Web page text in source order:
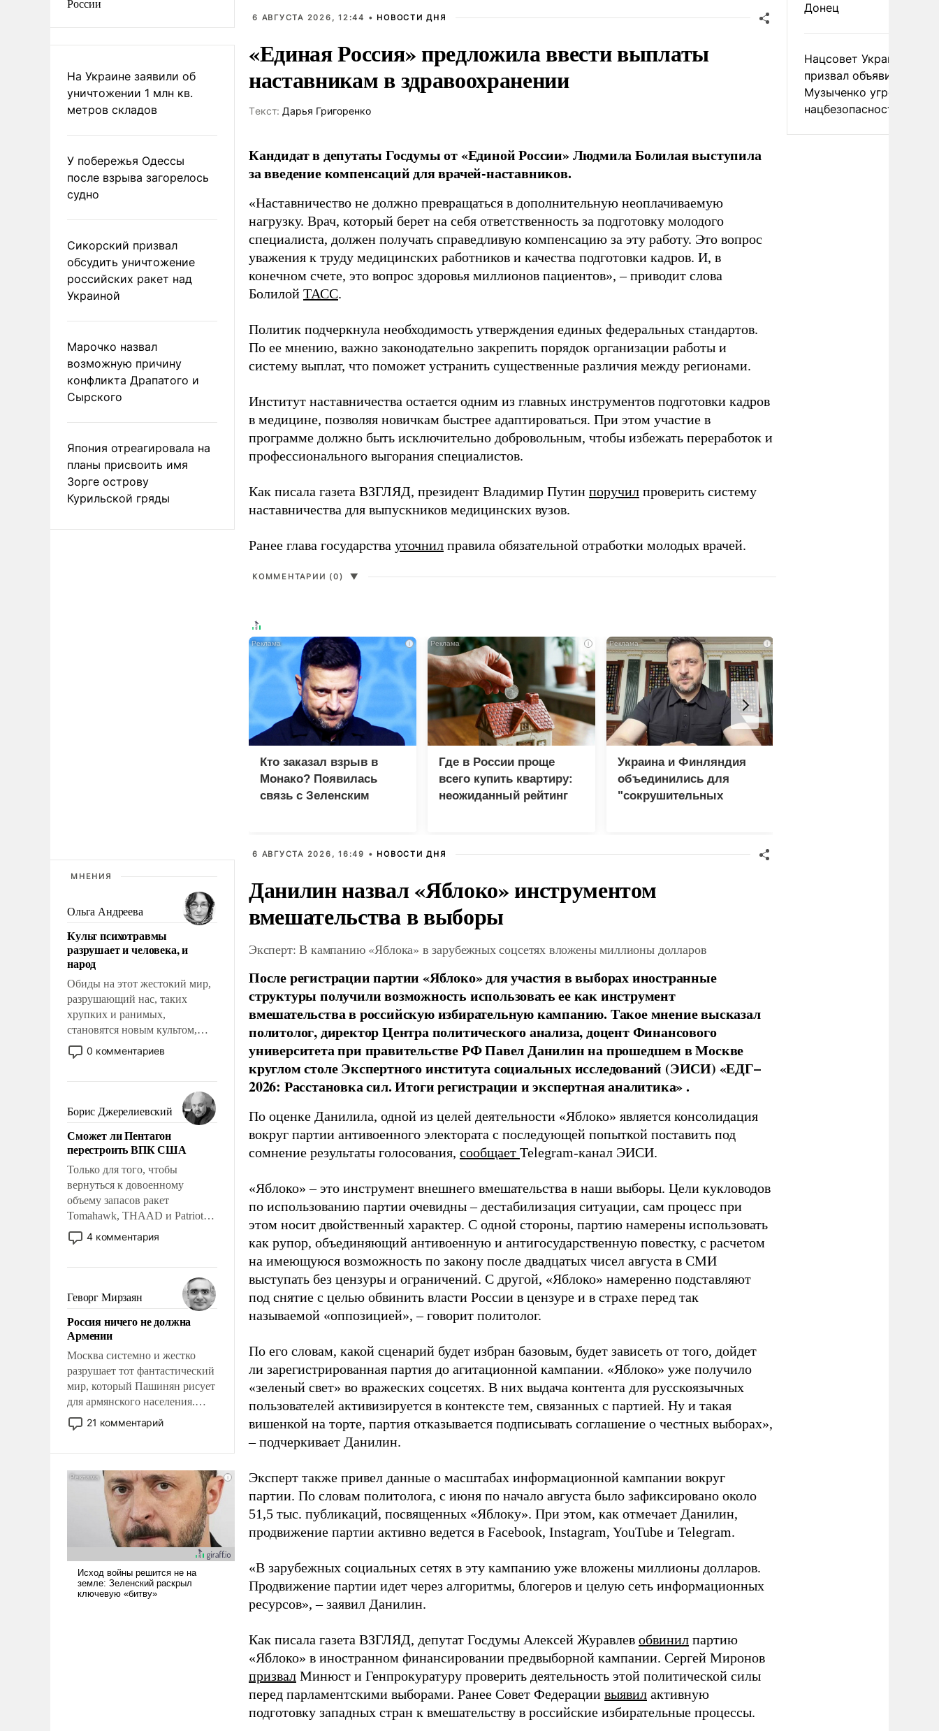
России
На Украине заявили об
уничтожении 1 млн кв.
метров складов
У побережья Одессы
после взрыва загорелось
судно
Сикорский призвал
обсудить уничтожение
российских ракет над
Украиной
Марочко назвал
возможную причину
конфликта Драпатого и
Сырского
Япония отреагировала на
планы присвоить имя
Зорге острову
Курильской гряды
МНЕНИЯ
Ольга Андреева
Культ психотравмы
разрушает и человека, и
народ
Обиды на этот жестокий мир,
разрушающий нас, таких
хрупких и ранимых,
становятся новым культом,
постепенно вытесняя и
отменяя традиционное
мужественным и твердым под
ударами судьбы, брать на себя
ответственность, помогать
слабым, идти вперед и
адаптироваться.
0 комментариев
Борис Джерелиевский
Сможет ли Пентагон
перестроить ВПК США
Только для того, чтобы
вернуться к довоенному
объему запасов ракет
Tomahawk, THAAD и Patriot
США потребуется более трех
лет. Даже небольшая война с
Сложившаяся ситуация
означает многолетний период
уязвимости США, например,
перед Китаем.
4 комментария
Геворг Мирзаян
Россия ничего не должна
Армении
Москва системно и жестко
разрушает тот фантастический
мир, который Пашинян рисует
для армянского населения.
Мир, где политические
прожекты будут безусловно
налогоплательщиков и где
Еревану за свои поступки не
нужно отвечать.
21 комментарий
6 АВГУСТА 2026, 12:44 • НОВОСТИ ДНЯ
«Единая Россия» предложила ввести выплаты
наставникам в здравоохранении
Tекст: Дарья Григоренко
Кандидат в депутаты Госдумы от «Единой России» Людмила Болилая выступила
за введение компенсаций для врачей-наставников.
«Наставничество не должно превращаться в дополнительную неоплачиваемую
нагрузку. Врач, который берет на себя ответственность за подготовку молодого
специалиста, должен получать справедливую компенсацию за эту работу. Это вопрос
уважения к труду медицинских работников и качества подготовки кадров. И, в
конечном счете, это вопрос здоровья миллионов пациентов», – приводит слова
Болилой ТАСС.
Политик подчеркнула необходимость утверждения единых федеральных стандартов.
По ее мнению, важно законодательно закрепить порядок организации работы и
систему выплат, что поможет устранить существенные различия между регионами.
Институт наставничества остается одним из главных инструментов подготовки кадров
в медицине, позволяя новичкам быстрее адаптироваться. При этом участие в
программе должно быть исключительно добровольным, чтобы избежать переработок и
профессионального выгорания специалистов.
Как писала газета ВЗГЛЯД, президент Владимир Путин поручил проверить систему
наставничества для выпускников медицинских вузов.
Ранее глава государства уточнил правила обязательной отработки молодых врачей.
КОММЕНТАРИИ (0) ▼
i
Кто заказал взрыв в
Монако? Появилась
связь с Зеленским
i
Где в России проще
всего купить квартиру:
неожиданный рейтинг
i
Украина и Финляндия
объединились для
"сокрушительных
6 АВГУСТА 2026, 16:49 • НОВОСТИ ДНЯ
Данилин назвал «Яблоко» инструментом
вмешательства в выборы
Эксперт: В кампанию «Яблока» в зарубежных соцсетях вложены миллионы долларов
После регистрации партии «Яблоко» для участия в выборах иностранные
структуры получили возможность использовать ее как инструмент
вмешательства в российскую избирательную кампанию. Такое мнение высказал
политолог, директор Центра политического анализа, доцент Финансового
университета при правительстве РФ Павел Данилин на прошедшем в Москве
круглом столе Экспертного института социальных исследований (ЭИСИ) «ЕДГ–
2026: Расстановка сил. Итоги регистрации и экспертная аналитика» .
По оценке Данилила, одной из целей деятельности «Яблоко» является консолидация
вокруг партии антивоенного электората с последующей попыткой поставить под
сомнение результаты голосования, сообщает Telegram-канал ЭИСИ.
«Яблоко» – это инструмент внешнего вмешательства в наши выборы. Цели кукловодов
по использованию партии очевидны – дестабилизация ситуации, сам процесс при
этом носит двойственный характер. С одной стороны, партию намерены использовать
как рупор, объединяющий антивоенную и антигосударственную повестку, с расчетом
на имеющуюся возможность по закону после двадцатых чисел августа в СМИ
выступать без цензуры и ограничений. С другой, «Яблоко» намеренно подставляют
под снятие с целью обвинить власти России в цензуре и в страхе перед так
называемой «оппозицией», – говорит политолог.
По его словам, какой сценарий будет избран базовым, будет зависеть от того, дойдет
ли зарегистрированная партия до агитационной кампании. «Яблоко» уже получило
«зеленый свет» во вражеских соцсетях. В них выдача контента для русскоязычных
пользователей активизируется в контексте тем, связанных с партией. Ну и такая
вишенкой на торте, партия отказывается подписывать соглашение о честных выборах»,
– подчеркивает Данилин.
Эксперт также привел данные о масштабах информационной кампании вокруг
партии. По словам политолога, с июня по начало августа было зафиксировано около
51,5 тыс. публикаций, посвященных «Яблоку». При этом, как отмечает Данилин,
продвижение партии активно ведется в Facebook, Instagram, YouTube и Telegram.
«В зарубежных социальных сетях в эту кампанию уже вложены миллионы долларов.
Продвижение партии идет через алгоритмы, блогеров и целую сеть информационных
ресурсов», – заявил Данилин.
Как писала газета ВЗГЛЯД, депутат Госдумы Алексей Журавлев обвинил партию
«Яблоко» в иностранном финансировании предвыборной кампании. Сергей Миронов
призвал Минюст и Генпрокуратуру проверить деятельность этой политической силы
перед парламентскими выборами. Ранее Совет Федерации выявил активную
подготовку западных стран к вмешательству в российские избирательные процессы.
Донец
Нацсовет Украины по
призвал объявить
Музыченко угрозой
нацбезопасности